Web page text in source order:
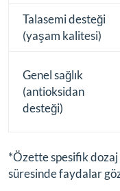
Talasemi desteği
(yaşam kalitesi)
Genel sağlık
(antioksidan
desteği)
*Özette spesifik
süresinde faydalar